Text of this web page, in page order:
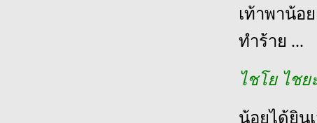
เท้าพาน้อ
ทำร้าย ...
ไชโย ไช
น้อยได้ยิน